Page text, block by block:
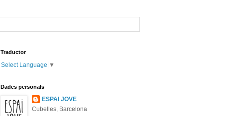
Traductor
Select Language ▼
Dades personals
ESPAI JOVE
Cubelles, Barcelona